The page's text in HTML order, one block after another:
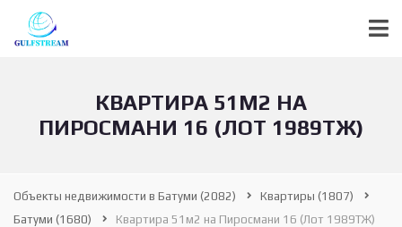
КВАРТИРА 51М2 НА
ПИРОСМАНИ 16 (ЛОТ 1989ТЖ)
Объекты недвижимости в Батуми (2082) Квартиры (1807)
Батуми (1680) Квартира 51м2 на Пиросмани 16 (Лот 1989ТЖ)